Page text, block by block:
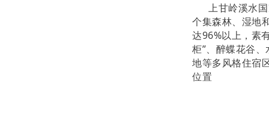
上甘岭溪水国
个集森林、湿地
达96%以上，素
柜”、醉蝶花谷
地等多风格住宿
位置